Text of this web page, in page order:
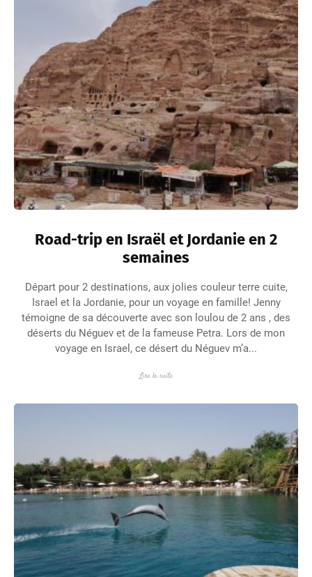
Road-trip en Israël et Jordanie en 2
semaines
Départ pour 2 destinations, aux jolies couleur terre cuite,
Israel et la Jordanie, pour un voyage en famille! Jenny
témoigne de sa découverte avec son loulou de 2 ans , des
déserts du Néguev et de la fameuse Petra. Lors de mon
voyage en Israel, ce désert du Néguev m’a...
Lire la suite